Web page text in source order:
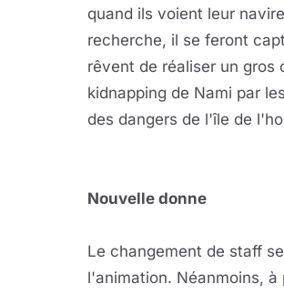
quand ils voient leur
recherche, il se feront
rêvent de réaliser un gros
kidnapping de Nami par
des dangers de l'île de
Nouvelle donne
Le changement de staff
l'animation. Néanmoins,